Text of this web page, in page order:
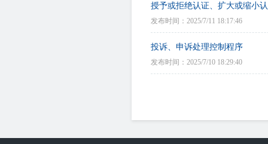
授予或拒绝认证、扩大或缩小
发布时间：2025/7/11 18:17:46
投诉、申诉处理控制程序
发布时间：2025/7/10 18:29:40